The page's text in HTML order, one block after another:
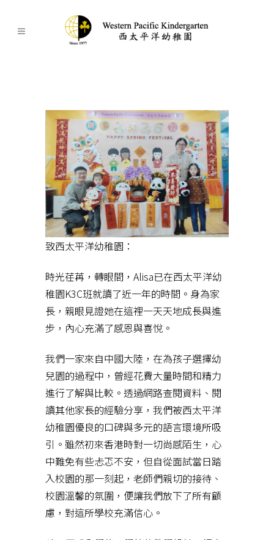
致西太平洋幼稚園：
時光荏苒，轉眼間，Alisa已在西太平洋幼
稚園K3C班就讀了近一年的時間。身為家
長，親眼見證她在這裡一天天地成長與進
步，內心充滿了感恩與喜悅。
我們一家來自中國大陸，在為孩子選擇幼
兒園的過程中，曾經花費大量時間和精力
進行了解與比較。透過網路查閱資料、閱
讀其他家長的經驗分享，我們被西太平洋
幼稚園優良的口碑與多元的語言環境所吸
引。雖然初來香港時對一切尚感陌生，心
中難免有些忐忑不安，但自從面試當日踏
入校園的那一刻起，老師們親切的接待、
校園溫馨的氛圍，便讓我們放下了所有顧
慮，對這所學校充滿信心。